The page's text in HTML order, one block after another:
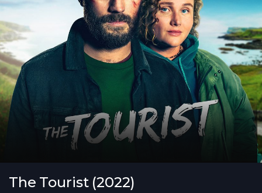
The Tourist (2022)